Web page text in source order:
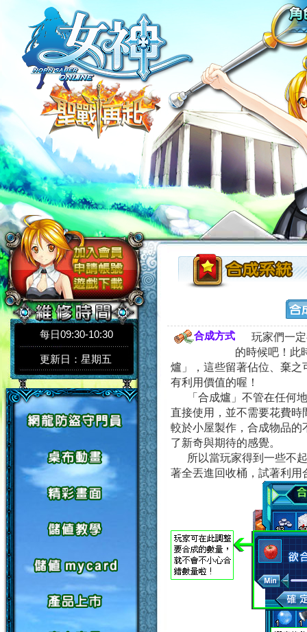
每日09:30-10:30
更新日：星期五
合成方式
玩家們一
的時候吧！此
爐」，這些留著佔位、棄之
有利用價值的喔！
「合成爐」不管在任何
直接使用，並不需要花費時
較於小屋製作，合成物品的
了新奇與期待的感覺。
所以當玩家得到一些不
著全丟進回收桶，試著利